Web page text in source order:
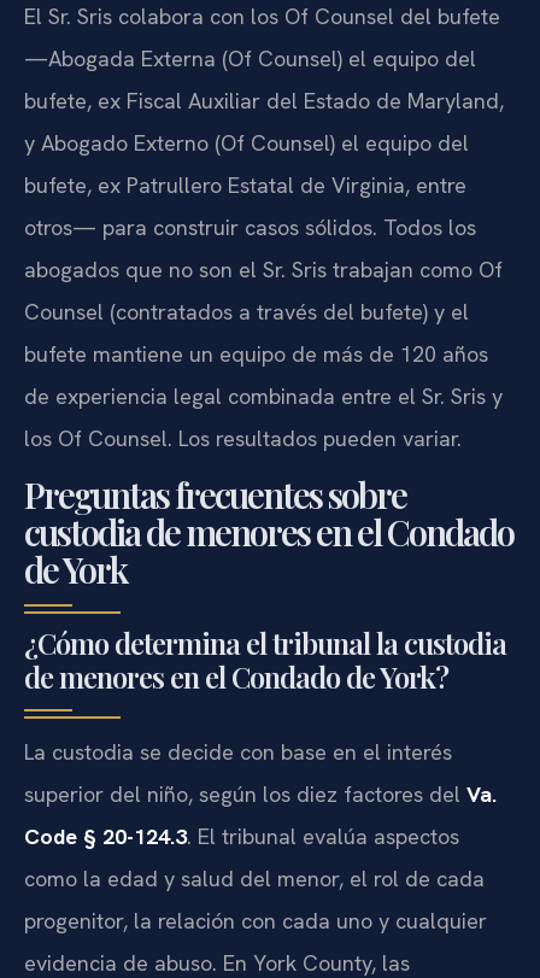
El Sr. Sris colabora con los Of Counsel del bufete
—Abogada Externa (Of Counsel) el equipo del
bufete, ex Fiscal Auxiliar del Estado de Maryland,
y Abogado Externo (Of Counsel) el equipo del
bufete, ex Patrullero Estatal de Virginia, entre
otros— para construir casos sólidos. Todos los
abogados que no son el Sr. Sris trabajan como Of
Counsel (contratados a través del bufete) y el
bufete mantiene un equipo de más de 120 años
de experiencia legal combinada entre el Sr. Sris y
los Of Counsel. Los resultados pueden variar.
Preguntas frecuentes sobre
custodia de menores en el Condado
de York
¿Cómo determina el tribunal la custodia
de menores en el Condado de York?
La custodia se decide con base en el interés
superior del niño, según los diez factores del Va.
Code § 20-124.3. El tribunal evalúa aspectos
como la edad y salud del menor, el rol de cada
progenitor, la relación con cada uno y cualquier
evidencia de abuso. En York County, las